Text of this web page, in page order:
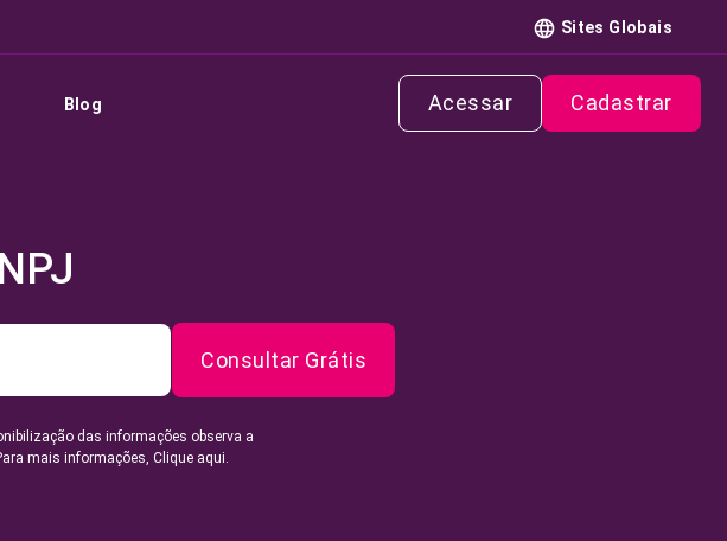
Sites Globais
Blog Acessar Cadastrar
Consultar Grátis
das informações observa a
mais informações, Clique aqui.